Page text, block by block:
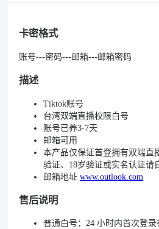
卡密格式
账号---密码---邮箱---邮箱密码
描述
Tiktok账号
台湾双端直播权限白号
账号已养3-7天
邮箱可用
本产品仅保证首登拥有双端直
验证、18岁验证或实名认证请
邮箱地址 www.outlook.com
售后说明
普通白号：24 小时内首次登